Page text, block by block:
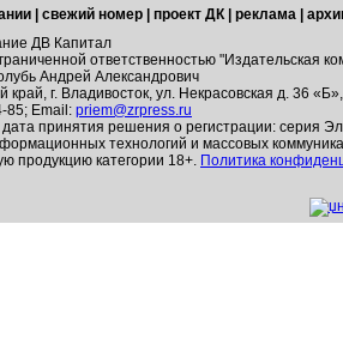
свежий номер проект ДК реклама
ДВ Капитал
ответственностью "Издательская
Андрей Александрович
г. Владивосток, ул. Некрасовская д. 36
85; Email: priem@zrpress.ru
принятия решения о регистрации: серия
технологий и массовых
продукцию категории 18+. Политика